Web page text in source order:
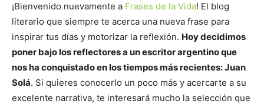
¡Bienvenido nuevamente a Frases de la Vida! El blog
literario que siempre te acerca una nueva frase para
inspirar tus días y motorizar la reflexión. Hoy decidimos
poner bajo los reflectores a un escritor argentino que
nos ha conquistado en los tiempos más recientes: Juan
Solá. Si quieres conocerlo un poco más y acercarte a su
excelente narrativa, te interesará mucho la selección que